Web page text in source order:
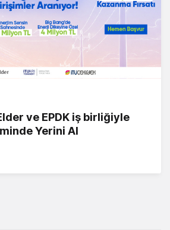
ve EPDK iş birliğiyle
Yerini Al